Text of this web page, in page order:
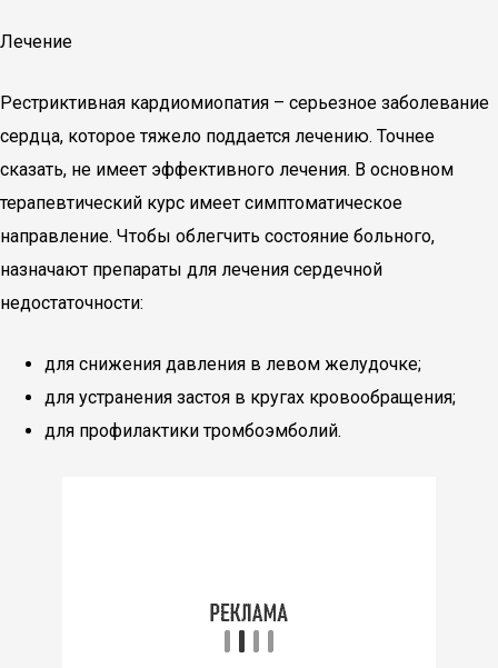
Лечение
Рестриктивная кардиомиопатия – серьезное заболевание
сердца, которое тяжело поддается лечению. Точнее
сказать, не имеет эффективного лечения. В основном
терапевтический курс имеет симптоматическое
направление. Чтобы облегчить состояние больного,
назначают препараты для лечения сердечной
недостаточности:
для снижения давления в левом желудочке;
для устранения застоя в кругах кровообращения;
для профилактики тромбоэмболий.